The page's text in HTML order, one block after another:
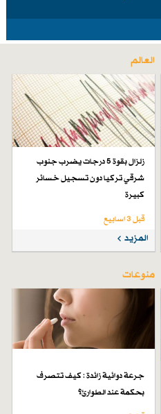
العالم
زلزال بقوة 5 درجات يضرب جنوب
شرقي تركيا دون تسجيل خسائر
كبيرة
قبل 3 اسابیع
المزيد
منوعات
جرعة دوائية زائدة : كيف تتصرف
بحكمة عند الطوارئ؟